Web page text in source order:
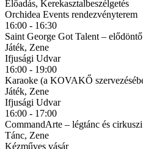
Előadás, Kerekasztalbeszélgetés
Orchidea Events rendezvényterem
16:00 - 16:30
Saint George Got Talent – elődöntő
Játék, Zene
Ifjusági Udvar
16:00 - 19:00
Karaoke (a KOVAKŐ
Játék, Zene
Ifjusági Udvar
16:00 - 17:00
CommandArte – légtánc és
Tánc, Zene
Kézműves vásár